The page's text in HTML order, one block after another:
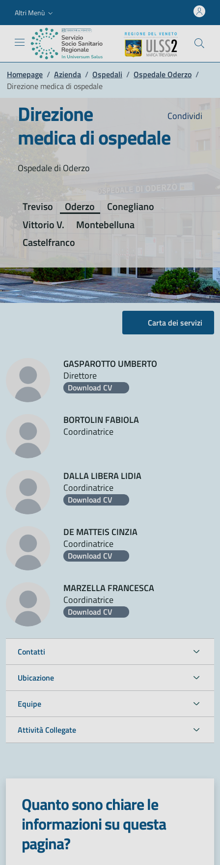
Altri Menù
Homepage / Azienda / Ospedali / Ospedale Oderzo /
Direzione medica di ospedale
Condividi
Direzione
medica di ospedale
Ospedale di Oderzo
Treviso Oderzo
Conegliano
Vittorio V.
Montebelluna
Castelfranco
Carta dei servizi
GASPAROTTO UMBERTO
Direttore
Download CV
BORTOLIN FABIOLA
Coordinatrice
DALLA LIBERA LIDIA
Coordinatrice
Download CV
DE MATTEIS CINZIA
Coordinatrice
Download CV
MARZELLA FRANCESCA
Coordinatrice
Download CV
Contatti
Ubicazione
Equipe
Attività Collegate
Quanto sono chiare le
informazioni su questa
pagina?